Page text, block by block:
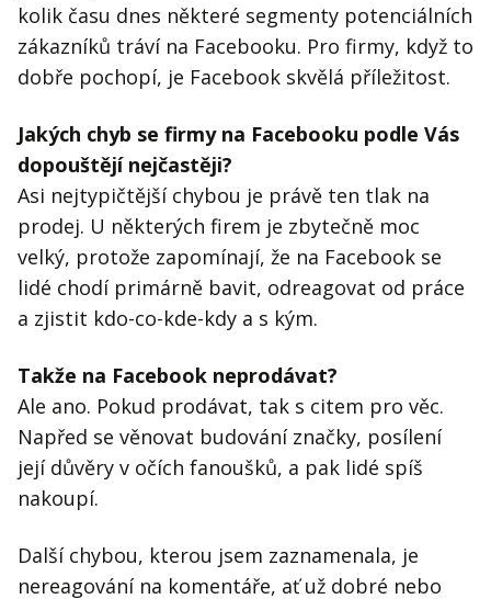
kolik času dnes některé segmenty potenciálních
zákazníků tráví na Facebooku. Pro firmy, když to
dobře pochopí, je Facebook skvělá příležitost.
Jakých chyb se firmy na Facebooku podle Vás
dopouštějí nejčastěji?
Asi nejtypičtější chybou je právě ten tlak na
prodej. U některých firem je zbytečně moc
velký, protože zapomínají, že na Facebook se
lidé chodí primárně bavit, odreagovat od práce
a zjistit kdo-co-kde-kdy a s kým.
Takže na Facebook neprodávat?
Ale ano. Pokud prodávat, tak s citem pro věc.
Napřed se věnovat budování značky, posílení
její důvěry v očích fanoušků, a pak lidé spíš
nakoupí.
Další chybou, kterou jsem zaznamenala, je
nereagování na komentáře, ať už dobré nebo